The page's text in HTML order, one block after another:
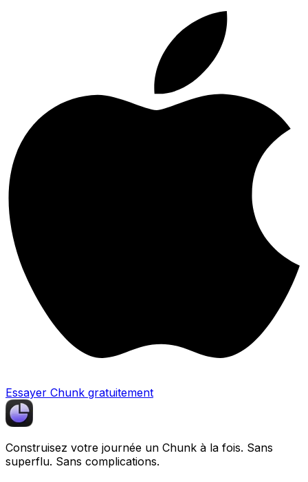
Essayer Chunk gratuitement
Construisez votre journée un Chunk à la fois. Sans
superflu. Sans complications.